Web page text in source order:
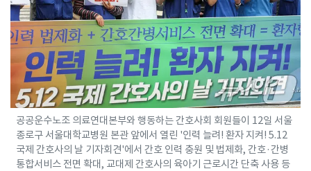
공공운수노조 의료연대본부와 행동하는 간호사회 회원들이 12일 서울
종로구 서울대학교병원 본관 앞에서 열린 '인력 늘려! 환자 지켜! 5.12
국제 간호사의 날 기자회견'에서 간호 인력 충원 및 법제화, 간호·간병
통합서비스 전면 확대, 교대제 간호사의 육아기 근로시간 단축 사용 등